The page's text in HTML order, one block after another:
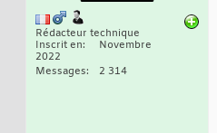
Rédacteur technique
Inscrit en
Novembre
2022
Messages
2 314